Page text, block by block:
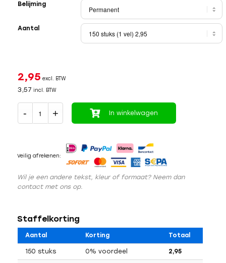
Belijming
Aantal
2,95 excl. BTW
3,57 incl. BTW
In winkelwagen
Veilig afrekenen:
Wil je een andere tekst, kleur of formaat? Neem dan
contact met ons op.
Staffelkorting
Aantal Korting Totaal
150 stuks 0% voordeel 2,95